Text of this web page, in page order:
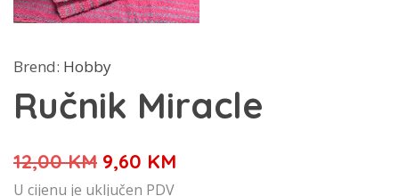
Brend: Hobby
Ručnik Miracle
12,00KM Izvorna
cijena
9,60 KM
U cijenu je uključen PDV